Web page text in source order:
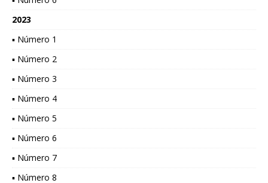
2023
▪ Número 1
▪ Número 2
▪ Número 3
▪ Número 4
▪ Número 5
▪ Número 6
▪ Número 7
▪ Número 8